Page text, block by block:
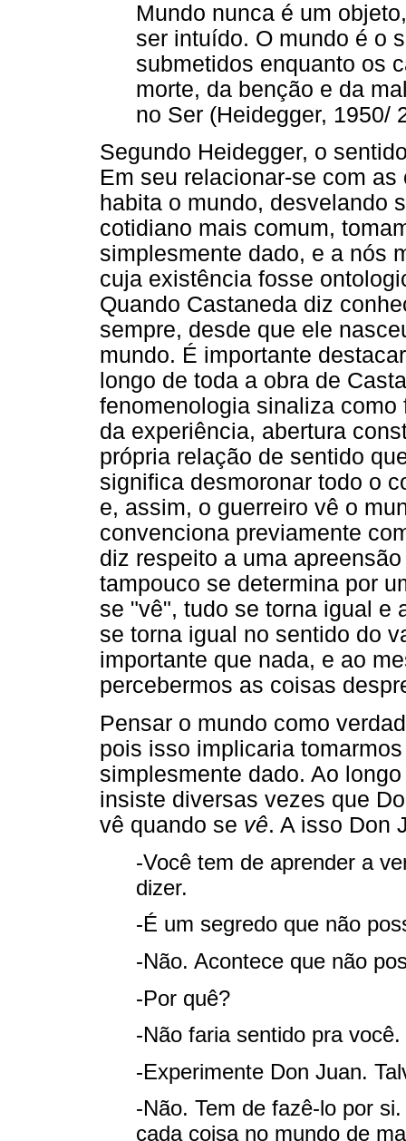
Mundo nunca é um
ser intuído. O mundo é o
submetidos enquanto os
morte, da benção e da
no Ser (Heidegger, 1950/
Segundo Heidegger, o
Em seu relacionar-se com
habita o mundo, desvelando
cotidiano mais comum,
simplesmente dado, e a nós
cuja existência fosse
Quando Castaneda diz
sempre, desde que ele
mundo. É importante
longo de toda a obra de
fenomenologia sinaliza
da experiência, abertura
própria relação de sentido
significa desmoronar todo o
e, assim, o guerreiro vê o
convenciona previamente
diz respeito a uma
tampouco se determina por
se "vê", tudo se torna igual e
se torna igual no sentido do
importante que nada, e ao
percebermos as coisas
Pensar o mundo como
pois isso implicaria
simplesmente dado. Ao
insiste diversas vezes que
vê quando se vê. A isso Don
-Você tem de aprender a
dizer.
-É um segredo que não
-Não. Acontece que não
-Por quê?
-Não faria sentido pra você.
-Experimente Don Juan.
-Não. Tem de fazê-lo por
cada coisa no mundo de